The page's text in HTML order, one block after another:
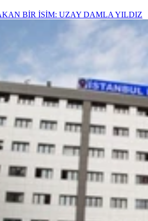
BİR İSİM: UZAY DAMLA YILDIZ